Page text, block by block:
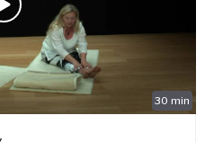
30 min